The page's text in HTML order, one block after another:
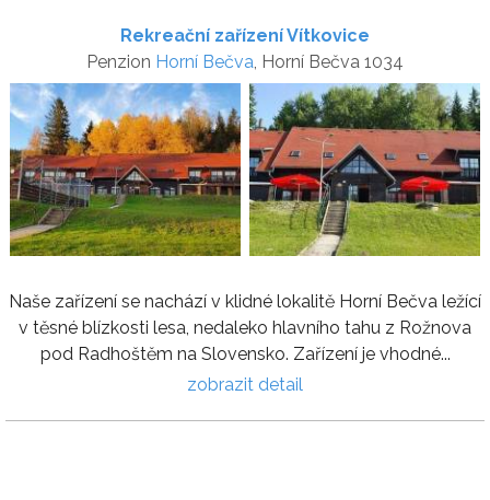
Rekreační zařízení Vítkovice
Penzion Horní Bečva, Horní Bečva 1034
Naše zařízení se nachází v klidné lokalitě Horní Bečva ležící
v těsné blízkosti lesa, nedaleko hlavního tahu z Rožnova
pod Radhoštěm na Slovensko. Zařízení je vhodné...
zobrazit detail